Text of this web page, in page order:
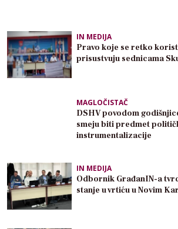
IN MEDIJA
Pravo koje se retko
prisustvuju sednicama
MAGLOČISTAČ
DSHV povodom
smeju biti predmet
instrumentalizacije
IN MEDIJA
Odbornik GrađanIN-a
stanje u vrtiću u Novim